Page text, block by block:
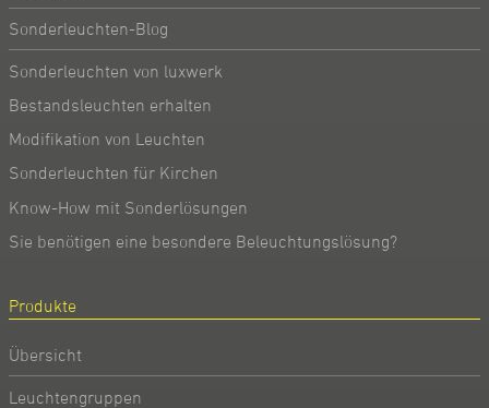
Sonderleuchten-Blog
Sonderleuchten von luxwerk
Bestandsleuchten erhalten
Modifikation von Leuchten
Sonderleuchten für Kirchen
Know-How mit Sonderlösungen
Sie benötigen eine besondere Beleuchtungslösung?
Produkte
Übersicht
Leuchtengruppen